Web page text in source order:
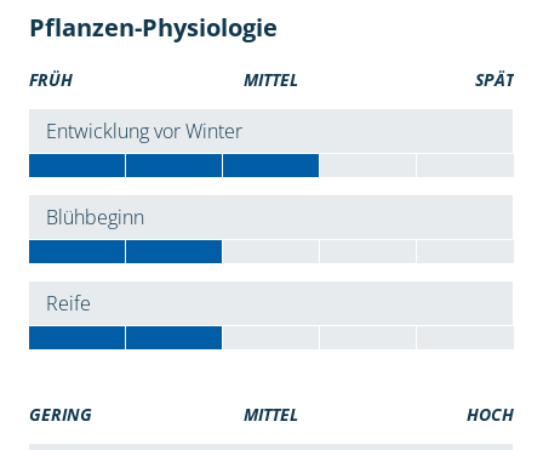
Pflanzen-Physiologie
FRÜH MITTEL SPÄT
Entwicklung vor Winter
Blühbeginn
Reife
GERING MITTEL HOCH